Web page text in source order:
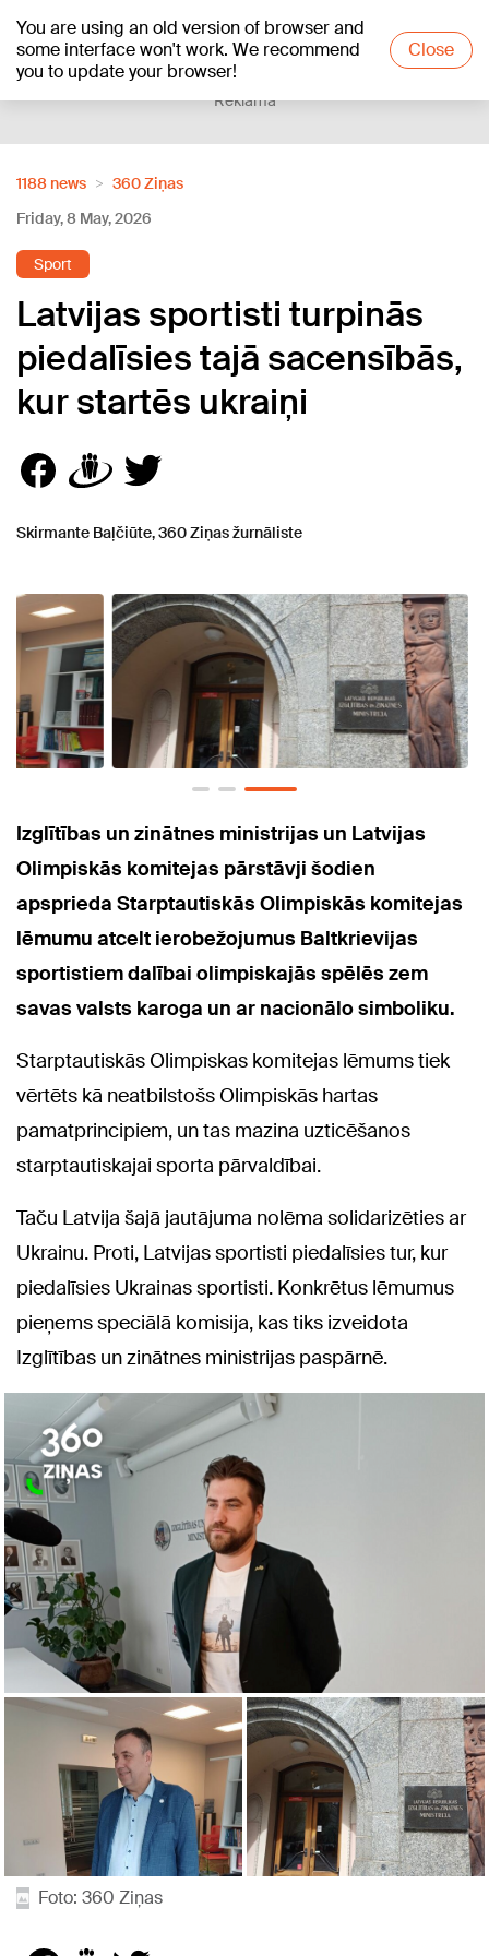
You are using an old version of browser and
some interface won't work. We recommend
you to update your browser!
Close
+18°C
Reklāma
1188 news
360 Ziņas
Friday, 8 May, 2026
Sport
Latvijas sportisti turpinās
piedalīsies tajā sacensībās,
kur startēs ukraiņi
Skirmante Baļčiūte, 360 Ziņas žurnāliste
Izglītības un zinātnes ministrijas un Latvijas
Olimpiskās komitejas pārstāvji šodien
apsprieda Starptautiskās Olimpiskās komitejas
lēmumu atcelt ierobežojumus Baltkrievijas
sportistiem dalībai olimpiskajās spēlēs zem
savas valsts karoga un ar nacionālo simboliku.
Starptautiskās Olimpiskas komitejas lēmums tiek
vērtēts kā neatbilstošs Olimpiskās hartas
pamatprincipiem, un tas mazina uzticēšanos
starptautiskajai sporta pārvaldībai.
Taču Latvija šajā jautājuma nolēma solidarizēties ar
Ukrainu. Proti, Latvijas sportisti piedalīsies tur, kur
piedalīsies Ukrainas sportisti. Konkrētus lēmumus
pieņems speciālā komisija, kas tiks izveidota
Izglītības un zinātnes ministrijas paspārnē.
Foto: 360 Ziņas